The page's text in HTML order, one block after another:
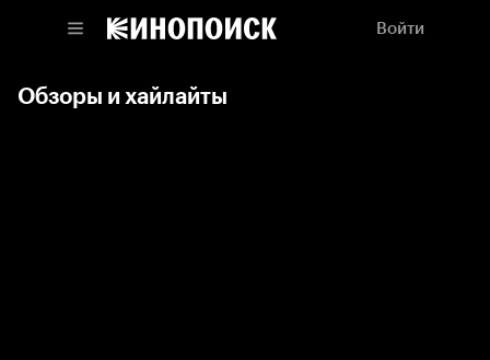
Войти
Обзоры и хайлайты